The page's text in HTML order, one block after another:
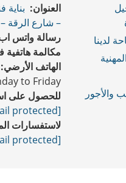
لدينا
والأجور
العنوان:
– شارع الرقة
رسالة واتس
مكالمة
الهاتف الأرضي:
to Friday)
للحصول على
[email protected]
لاستفسارات
[email protected]